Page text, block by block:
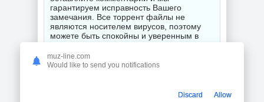
гарантируем исправность Вашего
замечания. Все торрент файлы не
являются носителем вирусов, поэтому
можете быть спокойны и уверенным в
Приятных и удобных Вам загрузок на
большой скорости в любое время суток.
muz-line.com
Would like to send you notifications
Discard Allow